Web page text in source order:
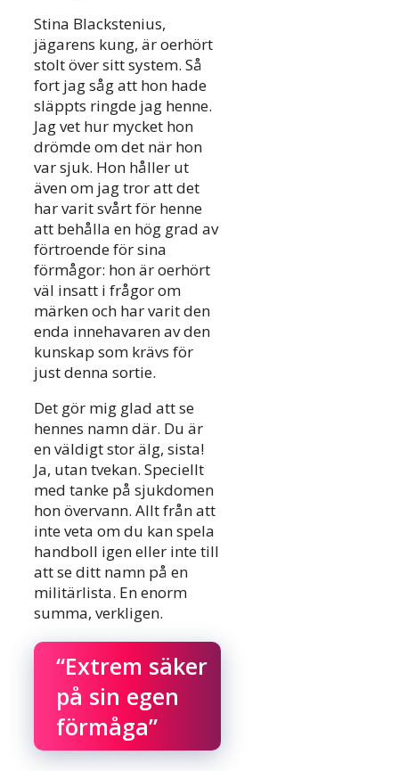
Stina Blackstenius,
jägarens kung, är oerhört
stolt över sitt system. Så
fort jag såg att hon hade
släppts ringde jag henne.
Jag vet hur mycket hon
drömde om det när hon
var sjuk. Hon håller ut
även om jag tror att det
har varit svårt för henne
att behålla en hög grad av
förtroende för sina
förmågor: hon är oerhört
väl insatt i frågor om
märken och har varit den
enda innehavaren av den
kunskap som krävs för
just denna sortie.
Det gör mig glad att se
hennes namn där. Du är
en väldigt stor älg, sista!
Ja, utan tvekan. Speciellt
med tanke på sjukdomen
hon övervann. Allt från att
inte veta om du kan spela
handboll igen eller inte till
att se ditt namn på en
militärlista. En enorm
summa, verkligen.
“Extrem säker
på sin egen
förmåga”